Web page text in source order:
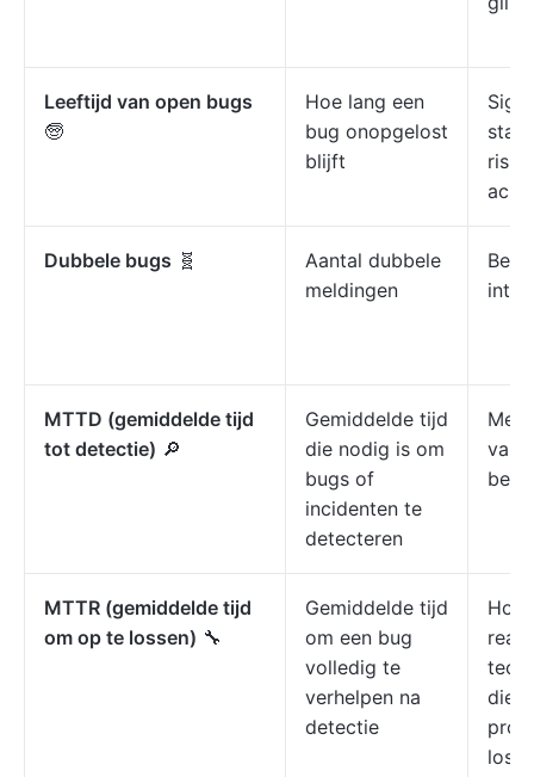
Leeftijd van open bugs
🧓
Hoe lang een
bug onopgelost
blijft
Dubbele bugs 🧬
Aantal dubbele
meldingen
MTTD (gemiddelde tijd
tot detectie) 🔎
Gemiddelde tijd
die nodig is om
bugs of
incidenten te
detecteren
van
MTTR (gemiddelde tijd
om op te lossen) 🔧
Gemiddelde tijd
om een bug
volledig te
verhelpen na
detectie
die